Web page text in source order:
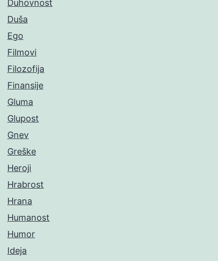
Duhovnost
Duša
Ego
Filmovi
Filozofija
Finansije
Gluma
Glupost
Gnev
Greške
Heroji
Hrabrost
Hrana
Humanost
Humor
Ideja